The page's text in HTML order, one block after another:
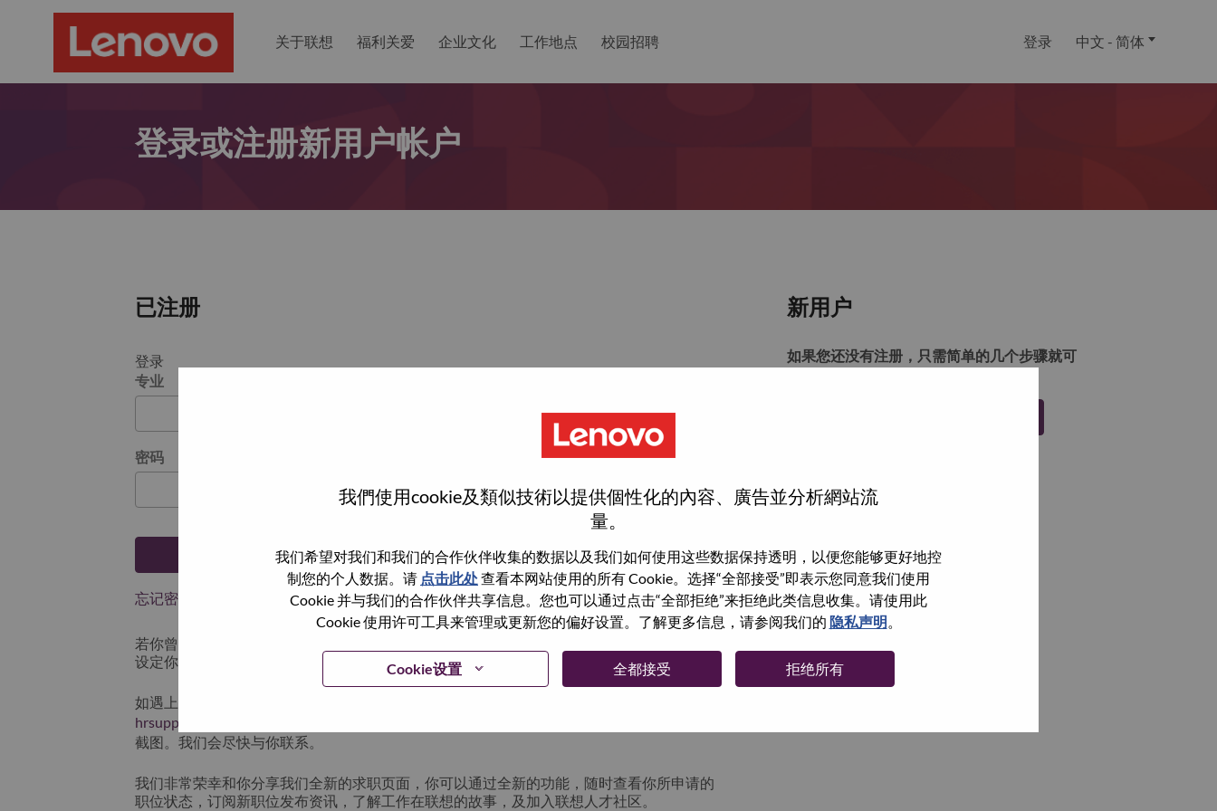
我們使用cookie及類似技術以提供個性化的內容、廣告並分析網站流
量。
我们希望对我们和我们的合作伙伴收集的数据以及我们如何使用这些数据保持透明，以便您能够更好地控
制您的个人数据。请 点击此处查看本网站使用的所有 Cookie。选择“全部接受”即表示您同意我们使用
Cookie 并与我们的合作伙伴共享信息。您也可以通过点击“全部拒绝”来拒绝此类信息收集。请使用此
Cookie 使用许可工具来管理或更新您的偏好设置。了解更多信息，请参阅我们的 隐私声明。
Cookie设置 全都接受 拒绝所有
关于联想 福利关爱 企业文化 工作地点 校园招聘 登录 中文 - 简体
登录或注册新用户帐户
已注册
登录
专业
密码
登陆
忘记密码了？
若你曾近期申请过我们的职位，你的电子邮箱将留存于系统中；你可以选择“忘记密码”重新
设定你的登入资料。
如遇上登录问题或无法注册为新用户时，请联系我们的人力资源团队
hrsupport@lenovo.com
截图。我们会尽快与你联系。
我们非常荣幸和你分享我们全新的求职页面，你可以通过全新的功能，随时查看你所申请的
职位状态，订阅新职位发布资讯，了解工作在联想的故事，及加入联想人才社区。
新用户
如果您还没有注册，只需简单的几个步骤就可